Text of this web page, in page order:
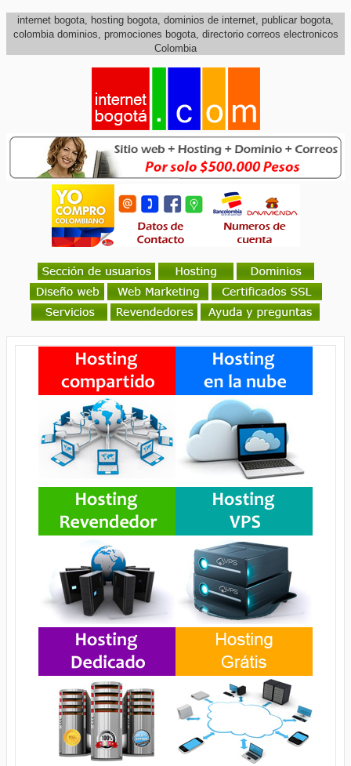
internet bogota, hosting bogota, dominios de internet, publicar bogota,
colombia dominios, promociones bogota, directorio correos electronicos
Colombia